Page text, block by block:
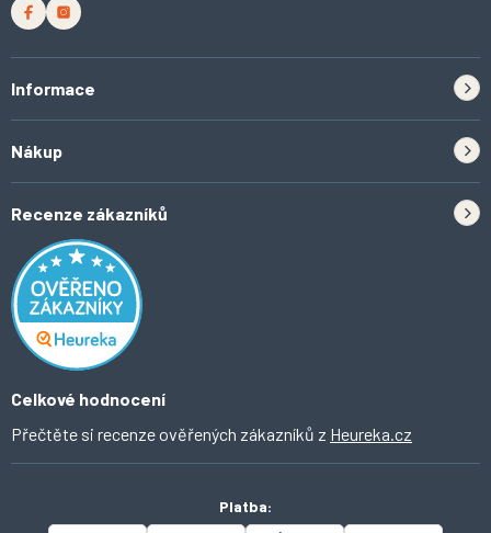
Informace
Tipy do kuchyně
Inspirace a trendy
Domácí vychytávky
O Ahomi
Nákup
Odstoupení od smlouvy
Obchodní podmínky
Ochrana osobních údajů
Recenze zákazníků
Celkové hodnocení
Přečtěte si recenze ověřených zákazníků z Heureka.cz
Platba: